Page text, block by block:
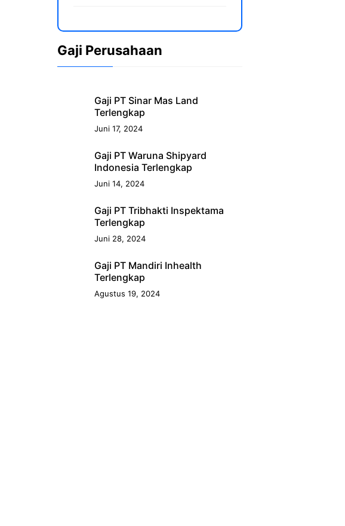
Gaji Perusahaan
Gaji PT Sinar Mas Land
Terlengkap
Juni 17, 2024
Gaji PT Waruna Shipyard
Indonesia Terlengkap
Juni 14, 2024
Gaji PT Tribhakti Inspektama
Terlengkap
Juni 28, 2024
Gaji PT Mandiri Inhealth
Terlengkap
Agustus 19, 2024